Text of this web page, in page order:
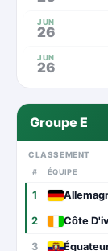
JUN
26
JUN
26
Groupe E
CLASSEMENT
# ÉQUIPE
1
2 Côte
3